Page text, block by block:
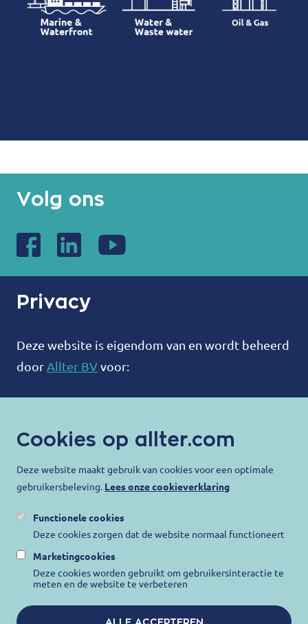
Cookies op allter.com
Deze website maakt gebruik van cookies voor een optimale
gebruikersbeleving. Lees onze cookieverklaring
Functionele cookies
Deze cookies zorgen dat de website normaal functioneert
Marketingcookies
Deze cookies worden gebruikt om gebruikersinteractie te
meten en de website te verbeteren
ALLE ACCEPTEREN
Volg ons
Privacy
Deze website is eigendom van en wordt beheerd
door Allter BVvoor:
8940 Wervik
België
contact@allter.com
Allter doet er alles aan om uw privacy te
beschermen en ervoor te zorgen dat uw
persoonlijke gegevens worden beschermd. Ga
voor meer informatie naar onze
Verklaring